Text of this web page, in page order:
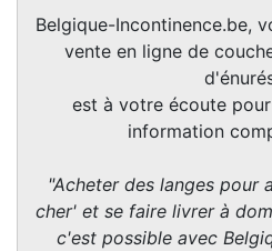
Belgique-Incontinence.be,
vente en ligne de
est à votre écoute
information
"Acheter des langes pour
cher' et se faire livrer à
c'est possible avec